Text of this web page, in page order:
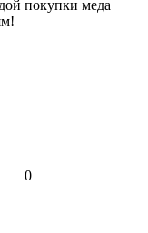
покупки меда
0